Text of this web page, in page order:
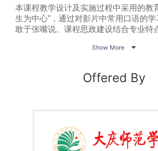
10.《人物图案》，张梅、徐勤忠、李博编著
社，2008.
11.《风景图案》，张梅、汪艳辉、贲延青编
本课程教学设计及实施过程中采用的教
生为中心”，通过对影片中常用口语的
敢于张嘴说。课程思政建设结合专业特
课程理论与创新实践相结合，取得
Show More 
Offered By